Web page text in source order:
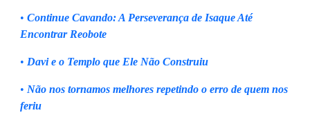
• Continue Cavando: A Perseverança de Isaque Até
Encontrar Reobote
• Davi e o Templo que Ele Não Construiu
• Não nos tornamos melhores repetindo o erro de quem nos
feriu